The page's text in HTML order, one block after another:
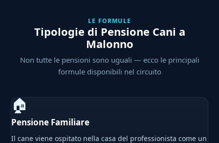
LE FORMULE
Tipologie di Pensione Cani a
Malonno
Non tutte le pensioni sono uguali — ecco le principali
formule disponibili nel circuito
🏠
Pensione Familiare
Il cane viene ospitato nella casa del professionista come un